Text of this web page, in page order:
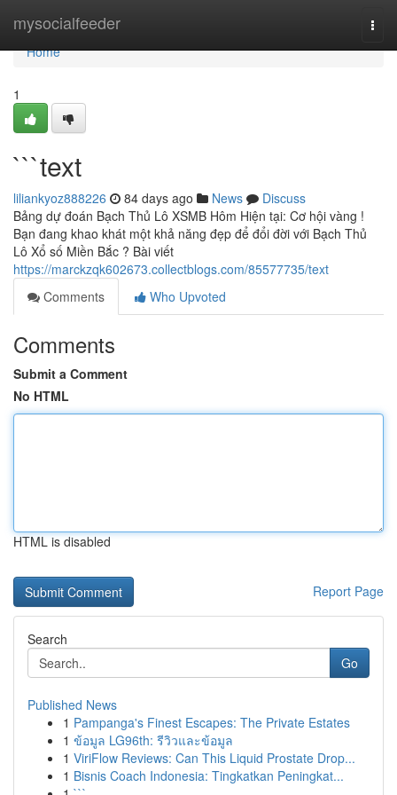
mysocialfeeder
Home
Home
1
```text
liliankyoz888226 84 days ago News
Discuss
Bảng dự đoán Bạch Thủ Lô XSMB Hôm Hiện tại: Cơ hội vàng !
Bạn đang khao khát một khả năng đẹp để đổi đời với Bạch Thủ
Lô Xổ số Miền Bắc ? Bài viết
https://marckzqk602673.collectblogs.com/85577735/text
Comments
Who Upvoted
Comments
Submit a Comment
No HTML
HTML is disabled
Report Page
Search
Go
Published News
1 Pampanga's Finest Escapes: The Private Estates
1 ข้อมูล LG96th: รีวิวและข้อมูล
1 ViriFlow Reviews: Can This Liquid Prostate Drop...
1 Bisnis Coach Indonesia: Tingkatkan Peningkat...